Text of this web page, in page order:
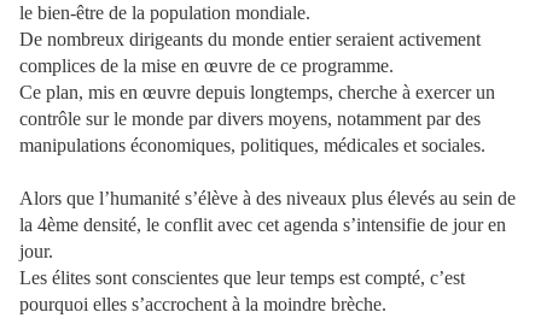
le bien-être de la population mondiale.
De nombreux dirigeants du monde entier seraient activement
complices de la mise en œuvre de ce programme.
Ce plan, mis en œuvre depuis longtemps, cherche à exercer un
contrôle sur le monde par divers moyens, notamment par des
manipulations économiques, politiques, médicales et sociales.
Alors que l’humanité s’élève à des niveaux plus élevés au sein de
la 4ème densité, le conflit avec cet agenda s’intensifie de jour en
jour.
Les élites sont conscientes que leur temps est compté, c’est
pourquoi elles s’accrochent à la moindre brèche.